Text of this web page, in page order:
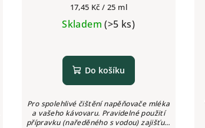
Měrná
cena:
17,45 Kč / 25 ml
Skladem(>5 ks)
Do košíku
Pro spolehlivé čištění napěňovače mléka
a vašeho kávovaru. Pravidelné použití
přípravku (naředěného s vodou) zajišťuje